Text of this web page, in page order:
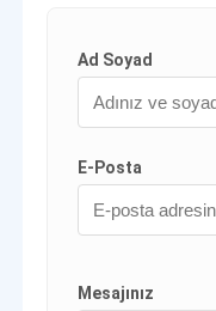
Ad Soyad
E-Posta
Mesajınız